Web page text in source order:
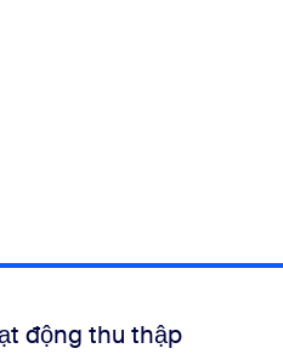
động thu thập